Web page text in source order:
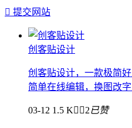
 提交网站
创客贴设计
创客贴设计，一款极简
简单在线编辑，换图改
03-12 1.5 K 2已赞